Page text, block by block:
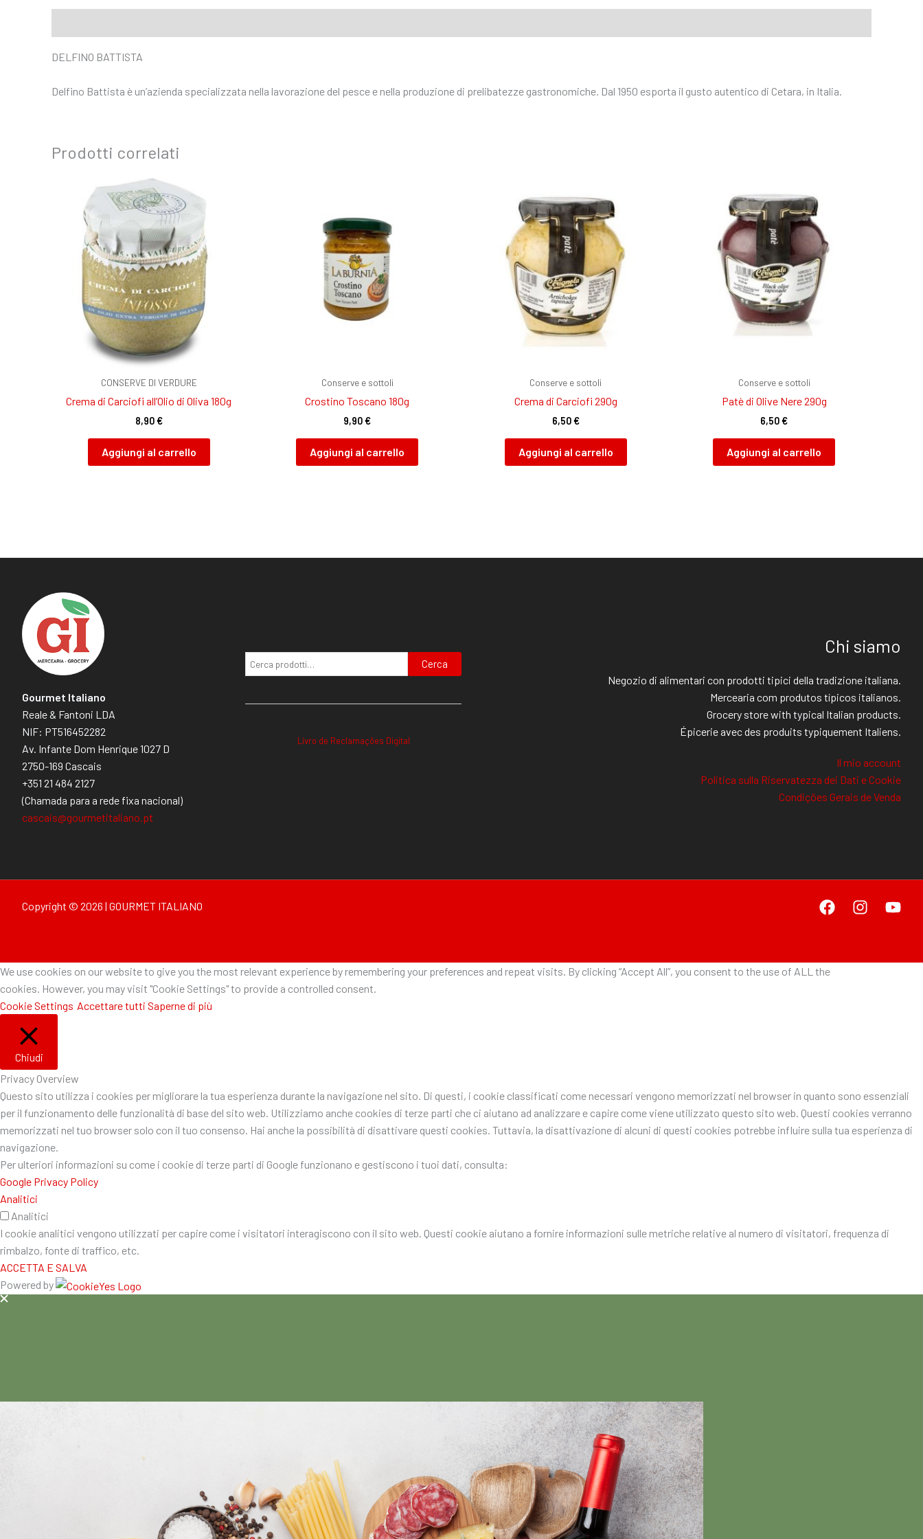
DELFINO BATTISTA
Delfino Battista è un’azienda specializzata nella lavorazione del pesce e nella produzione di prelibatezze gastronomiche. Dal 1950 esporta il gusto autentico di Cetara, in Italia.
Prodotti correlati
CONSERVE DI VERDURE
Crema di Carciofi all’Olio di Oliva 180g
8,90€
Aggiungi al carrello
Conserve e sottoli
Crostino Toscano 180g
9,90€
Aggiungi al carrello
Conserve e sottoli
Crema di Carciofi 290g
6,50€
Aggiungi al carrello
Conserve e sottoli
Patè di Olive Nere 290g
6,50€
Aggiungi al carrello
Gourmet Italiano
Reale & Fantoni LDA
NIF: PT516452282
Av. Infante Dom Henrique 1027 D
2750-169 Cascais
+351 21 484 2127
(Chamada para a rede fixa nacional)
cascais@gourmetitaliano.pt
Cerca
Livro de Reclamações Digital
Chi siamo
Negozio di alimentari con prodotti tipici della tradizione italiana.
Mercearia com produtos típicos italianos.
Grocery store with typical Italian products.
Épicerie avec des produits typiquement Italiens.
Il mio account
Politica sulla Riservatezza dei Dati e Cookie
Condições Gerais de Venda
Copyright © 2026 | GOURMET ITALIANO
We use cookies on our website to give you the most relevant experience by remembering your preferences and repeat visits. By clicking “Accept All”, you consent to the use of ALL the
cookies. However, you may visit "Cookie Settings" to provide a controlled consent.
Cookie Settings Accettare tutti Saperne di più
Chiudi
Privacy Overview
Questo sito utilizza i cookies per migliorare la tua esperienza durante la navigazione nel sito. Di questi, i cookie classificati come necessari vengono memorizzati nel browser in quanto sono essenziali
per il funzionamento delle funzionalità di base del sito web. Utilizziamo anche cookies di terze parti che ci aiutano ad analizzare e capire come viene utilizzato questo sito web. Questi cookies verranno
memorizzati nel tuo browser solo con il tuo consenso. Hai anche la possibilità di disattivare questi cookies. Tuttavia, la disattivazione di alcuni di questi cookies potrebbe influire sulla tua esperienza di
navigazione.
Per ulteriori informazioni su come i cookie di terze parti di Google funzionano e gestiscono i tuoi dati, consulta:
Google Privacy Policy
Analitici
Analitici
I cookie analitici vengono utilizzati per capire come i visitatori interagiscono con il sito web. Questi cookie aiutano a fornire informazioni sulle metriche relative al numero di visitatori, frequenza di
rimbalzo, fonte di traffico, etc.
ACCETTA E SALVA
Powered by